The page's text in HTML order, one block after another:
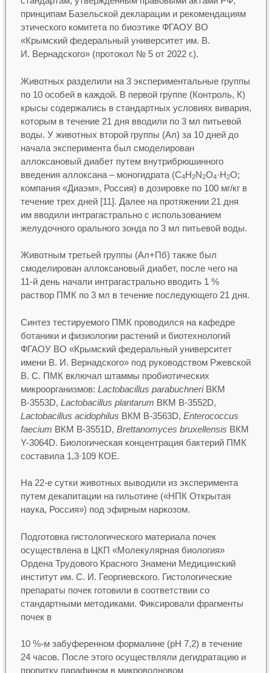
принципам Базельской декларации и рекомендациям
этического комитета по биоэтике ФГАОУ ВО
«Крымский федеральный университет им. В.
И. Вернадского» (протокол № 5 от 2022 г.).
Животных разделили на 3 экспериментальные группы
по 10 особей в каждой. В первой группе (Контроль, К)
крысы содержались в стандартных условиях вивария,
которым в течение 21 дня вводили по 3 мл питьевой
воды. У животных второй группы (Ал) за 10 дней до
начала эксперимента был смоделирован
аллоксановый диабет путем внутрибрюшинного
введения аллоксана – моногидрата (C4H2N2O4·H2O;
компания «Диаэм», Россия) в дозировке по 100 мг/кг в
течение трех дней [11]. Далее на протяжении 21 дня
им вводили интрагастрально с использованием
желудочного орального зонда по 3 мл питьевой воды.
Животным третьей группы (Ал+Пб) также был
смоделирован аллоксановый диабет, после чего на
11-й день начали интрагастрально вводить 1 %
раствор ПМК по 3 мл в течение последующего 21 дня.
Синтез тестируемого ПМК проводился на кафедре
ботаники и физиологии растений и биотехнологий
ФГАОУ ВО «Крымский федеральный университет
имени В. И. Вернадского» под руководством Ржевской
В. С. ПМК включал штаммы пробиотических
микроорганизмов: Lactobacillus parabuchneriВКМ
В-3553D, Lactobacillus plantarum ВКМ В-3552D,
Lactobacillus acidophilus ВКМ В-3563D, Enterococcus
faecium ВКМ В-3551D, Brettanomyces bruxellensis ВКМ
Y-3064D. Биологическая концентрация бактерий ПМК
составила 1,3∙109 КОЕ.
На 22-е сутки животных выводили из эксперимента
путем декапитации на гильотине («НПК Открытая
наука, Россия») под эфирным наркозом.
Подготовка гистологического материала почек
осуществлена в ЦКП «Молекулярная биология»
Ордена Трудового Красного Знамени Медицинский
институт им. С. И. Георгиевского. Гистологические
препараты почек готовили в соответствии со
стандартными методиками. Фиксировали фрагменты
почек в
10 %-м забуференном формалине (рН 7,2) в течение
24 часов. После этого осуществляли дегидратацию и
пропитку парафином в микроволновом